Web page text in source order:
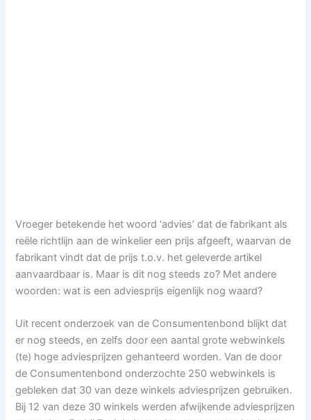
Vroeger betekende het woord ‘advies’ dat de fabrikant als
reële richtlijn aan de winkelier een prijs afgeeft, waarvan de
fabrikant vindt dat de prijs t.o.v. het geleverde artikel
aanvaardbaar is. Maar is dit nog steeds zo? Met andere
woorden: wat is een adviesprijs eigenlijk nog waard?
Uit recent onderzoek van de Consumentenbond blijkt dat
er nog steeds, en zelfs door een aantal grote webwinkels
(te) hoge adviesprijzen gehanteerd worden. Van de door
de Consumentenbond onderzochte 250 webwinkels is
gebleken dat 30 van deze winkels adviesprijzen gebruiken.
Bij 12 van deze 30 winkels werden afwijkende adviesprijzen